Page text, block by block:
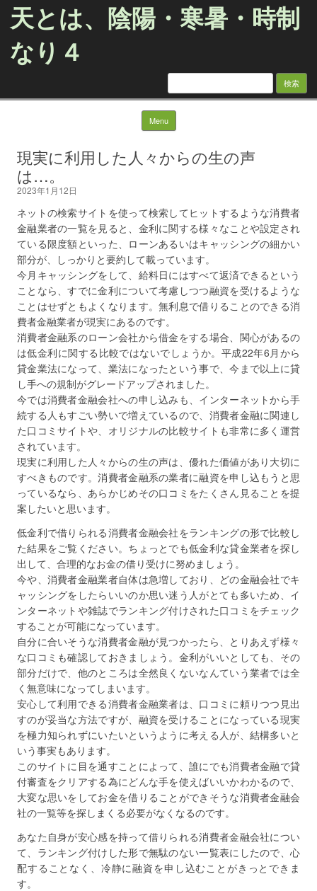
天とは、陰陽・寒暑・時制
なり４
検
Menu Skip to content
現実に利用した人々からの生の声
は…。
2023年1月12日
ネットの検索サイトを使って検索してヒットするような消費者
金融業者の一覧を見ると、金利に関する様々なことや設定され
ている限度額といった、ローンあるいはキャッシングの細かい
部分が、しっかりと要約して載っています。
今月キャッシングをして、給料日にはすべて返済できるという
ことなら、すでに金利について考慮しつつ融資を受けるような
ことはせずともよくなります。無利息で借りることのできる消
費者金融業者が現実にあるのです。
消費者金融系のローン会社から借金をする場合、関心があるの
は低金利に関する比較ではないでしょうか。平成22年6月から
貸金業法になって、業法になったという事で、今まで以上に貸
し手への規制がグレードアップされました。
今では消費者金融会社への申し込みも、インターネットから手
続する人もすごい勢いで増えているので、消費者金融に関連し
た口コミサイトや、オリジナルの比較サイトも非常に多く運営
されています。
現実に利用した人々からの生の声は、優れた価値があり大切に
すべきものです。消費者金融系の業者に融資を申し込もうと思
っているなら、あらかじめその口コミをたくさん見ることを提
案したいと思います。
低金利で借りられる消費者金融会社をランキングの形で比較し
た結果をご覧ください。ちょっとでも低金利な貸金業者を探し
出して、合理的なお金の借り受けに努めましょう。
今や、消費者金融業者自体は急増しており、どの金融会社でキ
ャッシングをしたらいいのか思い迷う人がとても多いため、イ
ンターネットや雑誌でランキング付けされた口コミをチェック
することが可能になっています。
自分に合いそうな消費者金融が見つかったら、とりあえず様々
な口コミも確認しておきましょう。金利がいいとしても、その
部分だけで、他のところは全然良くないなんていう業者では全
く無意味になってしまいます。
安心して利用できる消費者金融業者は、口コミに頼りつつ見出
すのが妥当な方法ですが、融資を受けることになっている現実
を極力知られずにいたいというように考える人が、結構多いと
いう事実もあります。
このサイトに目を通すことによって、誰にでも消費者金融で貸
付審査をクリアする為にどんな手を使えばいいかわかるので、
大変な思いをしてお金を借りることができそうな消費者金融会
社の一覧等を探しまくる必要がなくなるのです。
あなた自身が安心感を持って借りられる消費者金融会社につい
て、ランキング付けした形で無駄のない一覧表にしたので、心
配することなく、冷静に融資を申し込むことがきっとできま
す。